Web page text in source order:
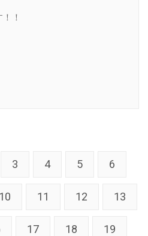
！
3 4 5 6
10 11 12 13
17 18 19